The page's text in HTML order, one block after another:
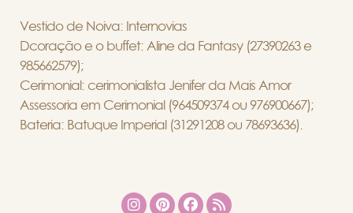
Vestido de Noiva: Internovias
Dcoração e o buffet: Aline da Fantasy (27390263 e
985662579);
Cerimonial: cerimonialista Jenifer da Mais Amor
Assessoria em Cerimonial (964509374 ou 976900667);
Bateria: Batuque Imperial (31291208 ou 78693636).